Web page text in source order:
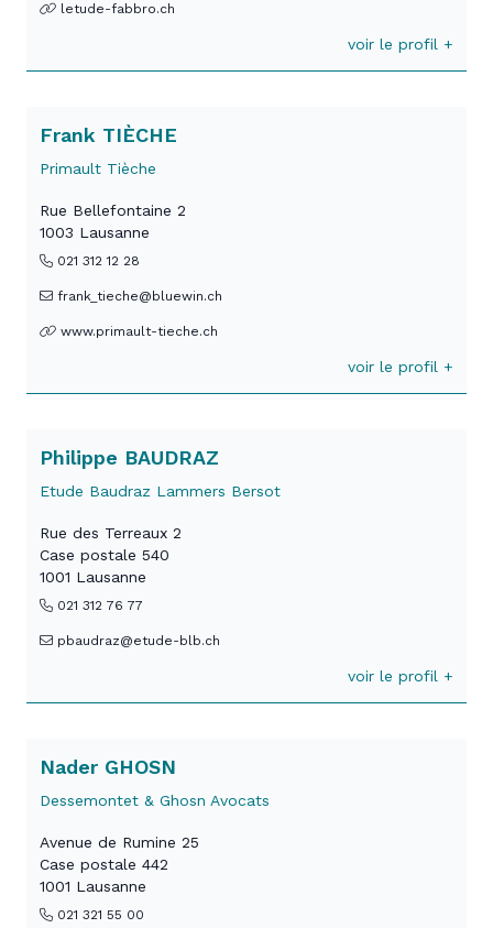
letude-fabbro.ch
voir le profil +
Frank TIÈCHE
Primault Tièche
Rue Bellefontaine 2
1003 Lausanne
021 312 12 28
frank_tieche@bluewin.ch
www.primault-tieche.ch
voir le profil +
Philippe BAUDRAZ
Etude Baudraz Lammers Bersot
Rue des Terreaux 2
Case postale 540
1001 Lausanne
021 312 76 77
pbaudraz@etude-blb.ch
voir le profil +
Nader GHOSN
Dessemontet & Ghosn Avocats
Avenue de Rumine 25
Case postale 442
1001 Lausanne
021 321 55 00